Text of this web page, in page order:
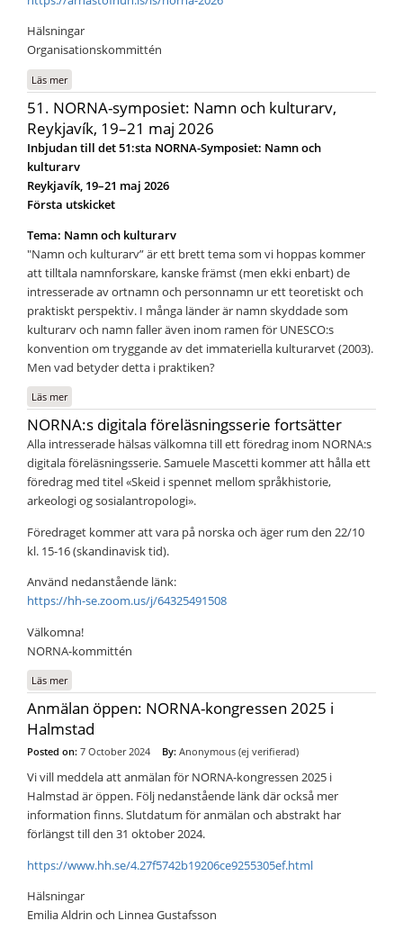
Hälsningar
Organisationskommittén
Läs merom Anmälan öppen: NORNA-symposiet 2026 i Reykjavík
51. NORNA-symposiet: Namn och kulturarv,
Reykjavík, 19–21 maj 2026
Inbjudan till det 51:sta NORNA-Symposiet: Namn och
kulturarv
Reykjavík, 19–21 maj 2026
Första utskicket
Tema: Namn och kulturarv
"Namn och kulturarv” är ett brett tema som vi hoppas kommer
att tilltala namnforskare, kanske främst (men ekki enbart) de
intresserade av ortnamn och personnamn ur ett teoretiskt och
praktiskt perspektiv. I många länder är namn skyddade som
kulturarv och namn faller även inom ramen för UNESCO:s
konvention om tryggande av det immateriella kulturarvet (2003).
Men vad betyder detta i praktiken?
Läs merom 51. NORNA-symposiet: Namn och kulturarv, Reykjavík, 19–21 maj
2026
NORNA:s digitala föreläsningsserie fortsätter
Alla intresserade hälsas välkomna till ett föredrag inom NORNA:s
digitala föreläsningsserie. Samuele Mascetti kommer att hålla ett
föredrag med titel «Skeid i spennet mellom språkhistorie,
arkeologi og sosialantropologi».
Föredraget kommer att vara på norska och äger rum den 22/10
kl. 15-16 (skandinavisk tid).
Använd nedanstående länk:
https://hh-se.zoom.us/j/64325491508
Välkomna!
NORNA-kommittén
Läs merom NORNA:s digitala föreläsningsserie fortsätter
Anmälan öppen: NORNA-kongressen 2025 i
Halmstad
Posted on: 7 October 2024 By: Anonymous (ej verifierad)
Vi vill meddela att anmälan för NORNA-kongressen 2025 i
Halmstad är öppen. Följ nedanstående länk där också mer
information finns. Slutdatum för anmälan och abstrakt har
förlängst till den 31 oktober 2024.
https://www.hh.se/4.27f5742b19206ce9255305ef.html
Hälsningar
Emilia Aldrin och Linnea Gustafsson